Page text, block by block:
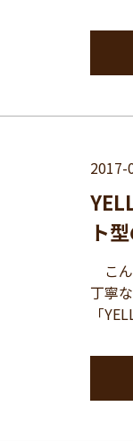
2017-
ト
こ
丁寧
「